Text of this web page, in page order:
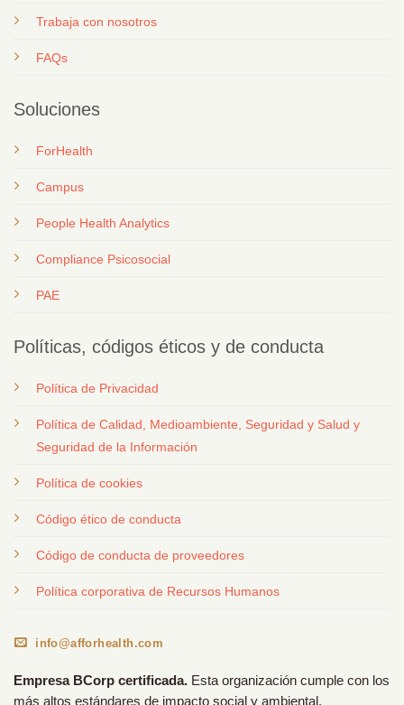
Trabaja con nosotros
FAQs
Soluciones
ForHealth
Campus
People Health Analytics
Compliance Psicosocial
PAE
Políticas, códigos éticos y de conducta
Política de Privacidad
Política de Calidad, Medioambiente, Seguridad y Salud y
Seguridad de la Información
Política de cookies
Código ético de conducta
Código de conducta de proveedores
Política corporativa de Recursos Humanos
info@afforhealth.com
Empresa BCorp certificada. Esta organización cumple con los
más altos estándares de impacto social y ambiental,